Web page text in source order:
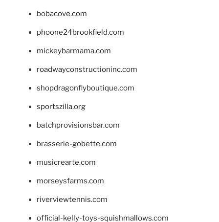
bobacove.com
phoone24brookfield.com
mickeybarmama.com
roadwayconstructioninc.com
shopdragonflyboutique.com
sportszilla.org
batchprovisionsbar.com
brasserie-gobette.com
musicrearte.com
morseysfarms.com
riverviewtennis.com
official-kelly-toys-squishmallows.com